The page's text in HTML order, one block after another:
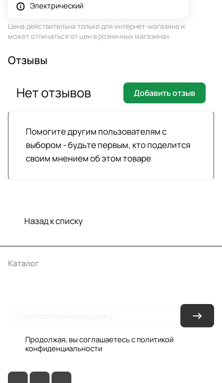
Электрический
Цена действительна только для интернет-магазина и
может отличаться от цен в розничных магазинах
Отзывы
Помогите другим пользователям с
выбором - будьте первым, кто поделится
своим мнением об этом товаре
Нет отзывов Добавить отзыв
Назад к списку
Каталог
Продолжая, вы соглашаетесь с политикой
конфиденциальности